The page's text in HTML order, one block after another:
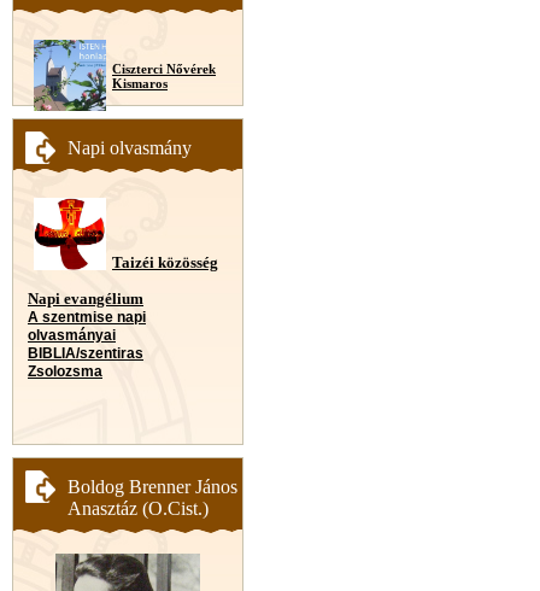
Ciszterci Nővérek
Kismaros
Napi olvasmány
Taizéi közösség
Napi evangélium
A szentmise napi
olvasmányai
BIBLIA/szentiras
Zsolozsma
Boldog Brenner János
Anasztáz (O.Cist.)